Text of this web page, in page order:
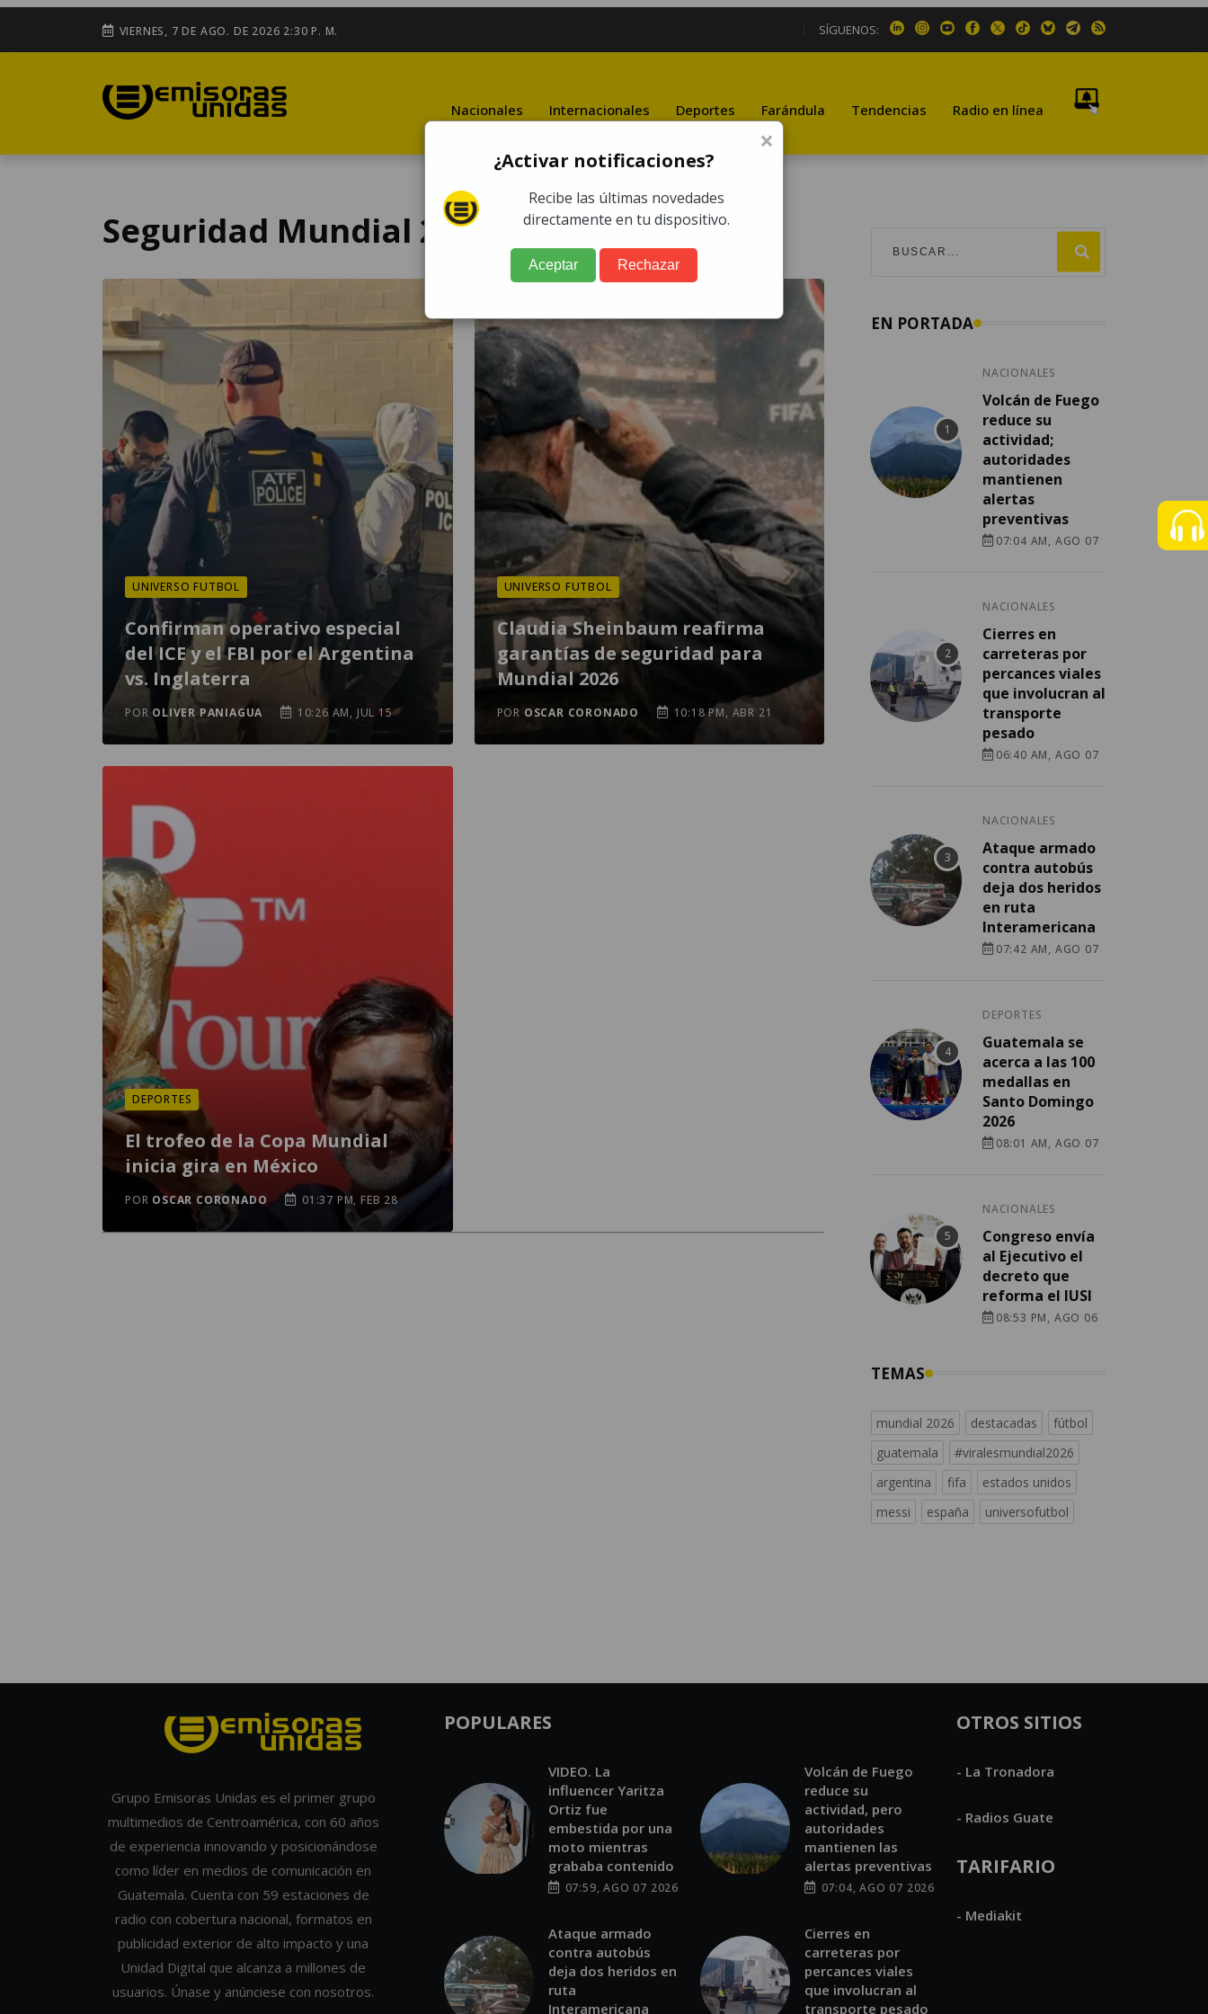
VIERNES, 7 DE AGO. DE 2026 2:30 P. M. SÍGUENOS:
Nacionales Internacionales Deportes Farándula Tendencias Radio en línea
Seguridad Mundial 2026
UNIVERSO FUTBOL
Confirman operativo especial
del ICE y el FBI por el Argentina
vs. Inglaterra
POROLIVER PANIAGUA 10:26 AM, JUL 15
UNIVERSO FUTBOL
Claudia Sheinbaum reafirma
garantías de seguridad para
Mundial 2026
POR OSCAR CORONADO 10:18 PM, ABR 21
DEPORTES
El trofeo de la Copa Mundial
inicia gira en México
POR OSCAR CORONADO 01:37 PM, FEB 28
EN PORTADA
NACIONALES
Volcán de Fuego
reduce su
actividad;
autoridades
mantienen
alertas
preventivas
07:04 AM, AGO 07
NACIONALES
Cierres en
carreteras por
percances viales
que involucran al
transporte
pesado
06:40 AM, AGO 07
NACIONALES
Ataque armado
contra autobús
deja dos heridos
en ruta
Interamericana
07:42 AM, AGO 07
DEPORTES
Guatemala se
acerca a las 100
medallas en
Santo Domingo
2026
08:01 AM, AGO 07
NACIONALES
Congreso envía
al Ejecutivo el
decreto que
reforma el IUSI
08:53 PM, AGO 06
TEMAS
mundial 2026 destacadas
fútbol
guatemala
#viralesmundial2026
argentina
fifa
estados unidos
messi
españa universofutbol
Grupo Emisoras Unidas es el primer grupo
multimedios de Centroamérica, con 60 años
de experiencia innovando y posicionándose
como líder en medios de comunicación en
Guatemala. Cuenta con 59 estaciones de
radio con cobertura nacional, formatos en
publicidad exterior de alto impacto y una
Unidad Digital que alcanza a millones de
usuarios. Únase y anúnciese con nosotros.
POPULARES
VIDEO. La
influencer Yaritza
Ortiz fue
embestida por una
moto mientras
grababa contenido
07:59, AGO 07 2026
Ataque armado
contra autobús
deja dos heridos en
ruta
Interamericana
Volcán de Fuego
reduce su
actividad, pero
autoridades
mantienen las
alertas preventivas
07:04, AGO 07 2026
Cierres en
carreteras por
percances viales
que involucran al
transporte pesado
OTROS SITIOS
- La Tronadora
- Radios Guate
TARIFARIO
- Mediakit
×
¿Activar notificaciones?
Recibe las últimas novedades
directamente en tu dispositivo.
Aceptar Rechazar